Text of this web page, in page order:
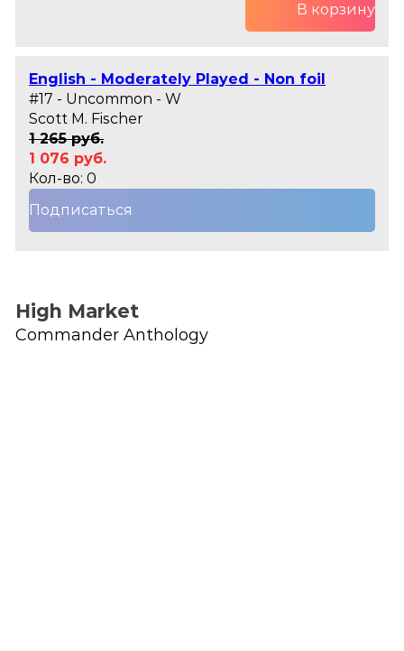
В корзину
English - Moderately Played - Non foil
#17 - Uncommon - W
Scott M. Fischer
1 265 руб.
1 076 руб.
Кол-во: 0
Подписаться
High Market
Commander Anthology